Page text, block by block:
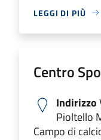
LEGGI DI PIÙ
Centro
Indirizzo
Pioltello
Campo di